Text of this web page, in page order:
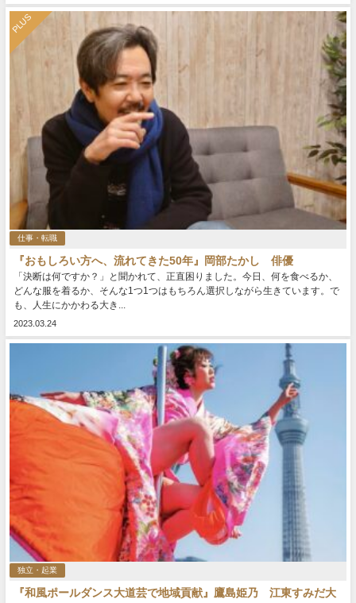
PLUS
仕事・転職
『おもしろい方へ、流れてきた50年』岡部たかし 俳優
「決断は何ですか？」と聞かれて、正直困りました。今日、何を食べるか、
どんな服を着るか、そんな1つ1つはもちろん選択しながら生きています。で
も、人生にかかわる大き...
2023.03.24
独立・起業
『和風ポールダンス大道芸で地域貢献』鷹島姫乃 江東すみだ大